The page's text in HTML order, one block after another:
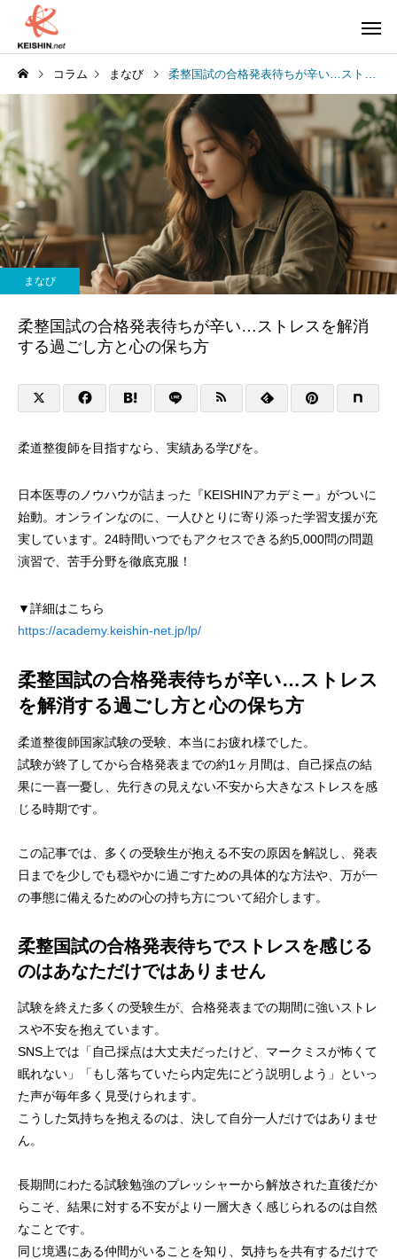
コラム まなび 柔整国試の合格発表待ちが辛い…ストレスを解消する過ごし方と心の保ち方
まなび
柔整国試の合格発表待ちが辛い…ストレスを解消
する過ごし方と心の保ち方
柔道整復師を目指すなら、実績ある学びを。
日本医専のノウハウが詰まった『KEISHINアカデミー』がついに
始動。オンラインなのに、一人ひとりに寄り添った学習支援が充
実しています。24時間いつでもアクセスできる約5,000問の問題
演習で、苦手分野を徹底克服！
▼詳細はこちら
https://academy.keishin-net.jp/lp/
柔整国試の合格発表待ちが辛い…ストレス
を解消する過ごし方と心の保ち方
柔道整復師国家試験の受験、本当にお疲れ様でした。
試験が終了してから合格発表までの約1ヶ月間は、自己採点の結
果に一喜一憂し、先行きの見えない不安から大きなストレスを感
じる時期です。
この記事では、多くの受験生が抱える不安の原因を解説し、発表
日までを少しでも穏やかに過ごすための具体的な方法や、万が一
の事態に備えるための心の持ち方について紹介します。
柔整国試の合格発表待ちでストレスを感じる
のはあなただけではありません
試験を終えた多くの受験生が、合格発表までの期間に強いストレ
スや不安を抱えています。
SNS上では「自己採点は大丈夫だったけど、マークミスが怖くて
眠れない」「もし落ちていたら内定先にどう説明しよう」といっ
た声が毎年多く見受けられます。
こうした気持ちを抱えるのは、決して自分一人だけではありませ
ん。
長期間にわたる試験勉強のプレッシャーから解放された直後だか
らこそ、結果に対する不安がより一層大きく感じられるのは自然
なことです。
同じ境遇にある仲間がいることを知り、気持ちを共有するだけで